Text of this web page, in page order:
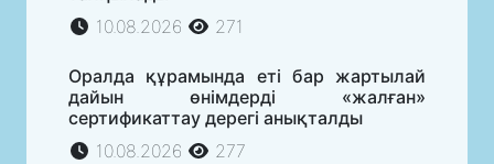
10.08.2026
271
Оралда құрамында еті бар жартылай
дайын өнімдерді «жалған»
сертификаттау дерегі анықталды
10.08.2026
277